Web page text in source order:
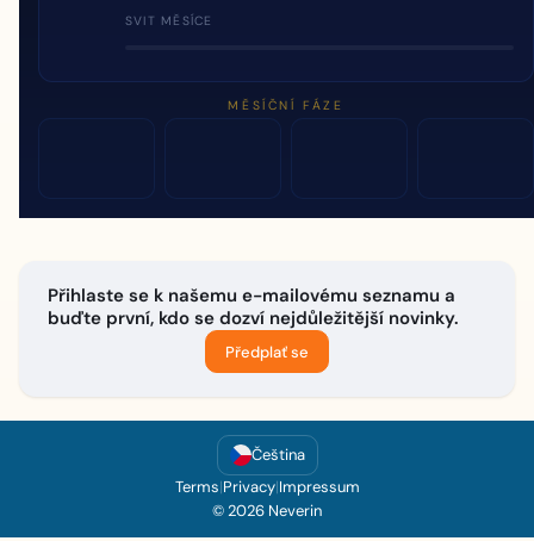
SVIT MĚSÍCE
MĚSÍČNÍ FÁZE
Přihlaste se k našemu e-mailovému seznamu a
buďte první, kdo se dozví nejdůležitější novinky.
Předplať se
Čeština
Terms|Privacy|Impressum
© 2026 Neverin